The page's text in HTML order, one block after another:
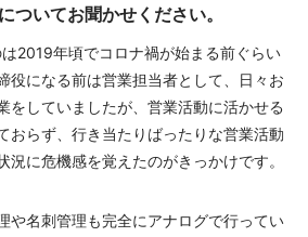
ついてお聞かせください。
2019年頃でコロナ禍が始まる前ぐらい
役になる前は営業担当者として、日々お
をしていましたが、営業活動に活かせる
おらず、行き当たりばったりな営業活動
況に危機感を覚えたのがきっかけです。
や名刺管理も完全にアナログで行ってい